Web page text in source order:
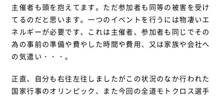
主催者も頭を抱えてます。ただ参加者も同等の被害を受け
てるのだと思います。一つのイベントを行うには物凄いエ
ネルギーが必要です、これは主催者、参加者も同じでその
為の事前の準備や費やした時間や費用、又は家族や会社へ
の気遣い・・・。
正直、自分も右往左往しましたがこの状況のなか行われた
国家行事のオリンピック、また今回の全道モトクロス選手